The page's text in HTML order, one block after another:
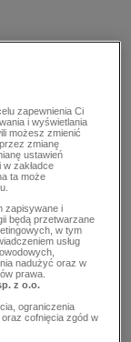
zapewnienia Ci
i wyświetlania
możesz zmienić
zmianę
ustawień
zakładce
ta może
zapisywane i
będą przetwarzane
w tym
usług
nadużyć oraz w
prawa.
z o.o.
ograniczenia
cofnięcia zgód w